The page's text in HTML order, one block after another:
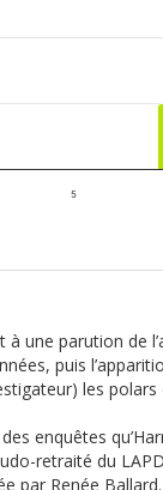
5
une parution de
puis
les
enquêtes
retraité du
Renée